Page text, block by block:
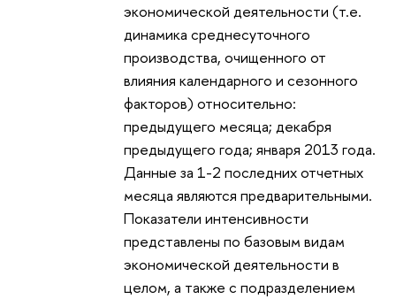
экономической деятельности (т.е.
динамика среднесуточного
производства, очищенного от
влияния календарного и сезонного
факторов) относительно:
предыдущего месяца; декабря
предыдущего года; января 2013 года.
Данные за 1-2 последних отчетных
месяца являются предварительными.
Показатели интенсивности
представлены по базовым видам
экономической деятельности в
целом, а также с подразделением